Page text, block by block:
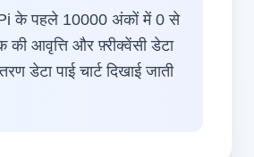
के पहले 10000 अंकों में 0 से
आवृत्ति और फ़्रीक्वेंसी डेटा
डेटा पाई चार्ट दिखाई जाती